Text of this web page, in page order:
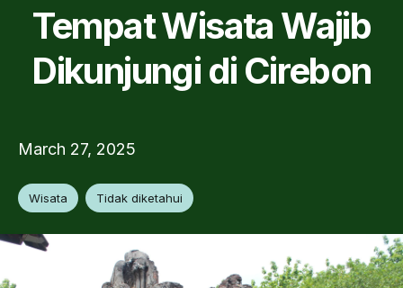
Tempat Wisata Wajib
Dikunjungi di Cirebon
March 27, 2025
Wisata Tidak diketahui